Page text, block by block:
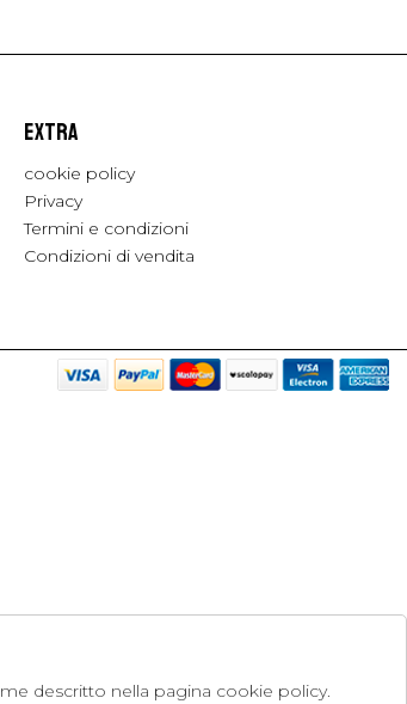
EXTRA
cookie policy
Privacy
Termini e condizioni
Condizioni di vendita
descritto nella pagina cookie policy.